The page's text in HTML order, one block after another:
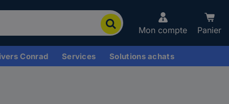
Mon compte Panier
Conrad Services Solutions achats